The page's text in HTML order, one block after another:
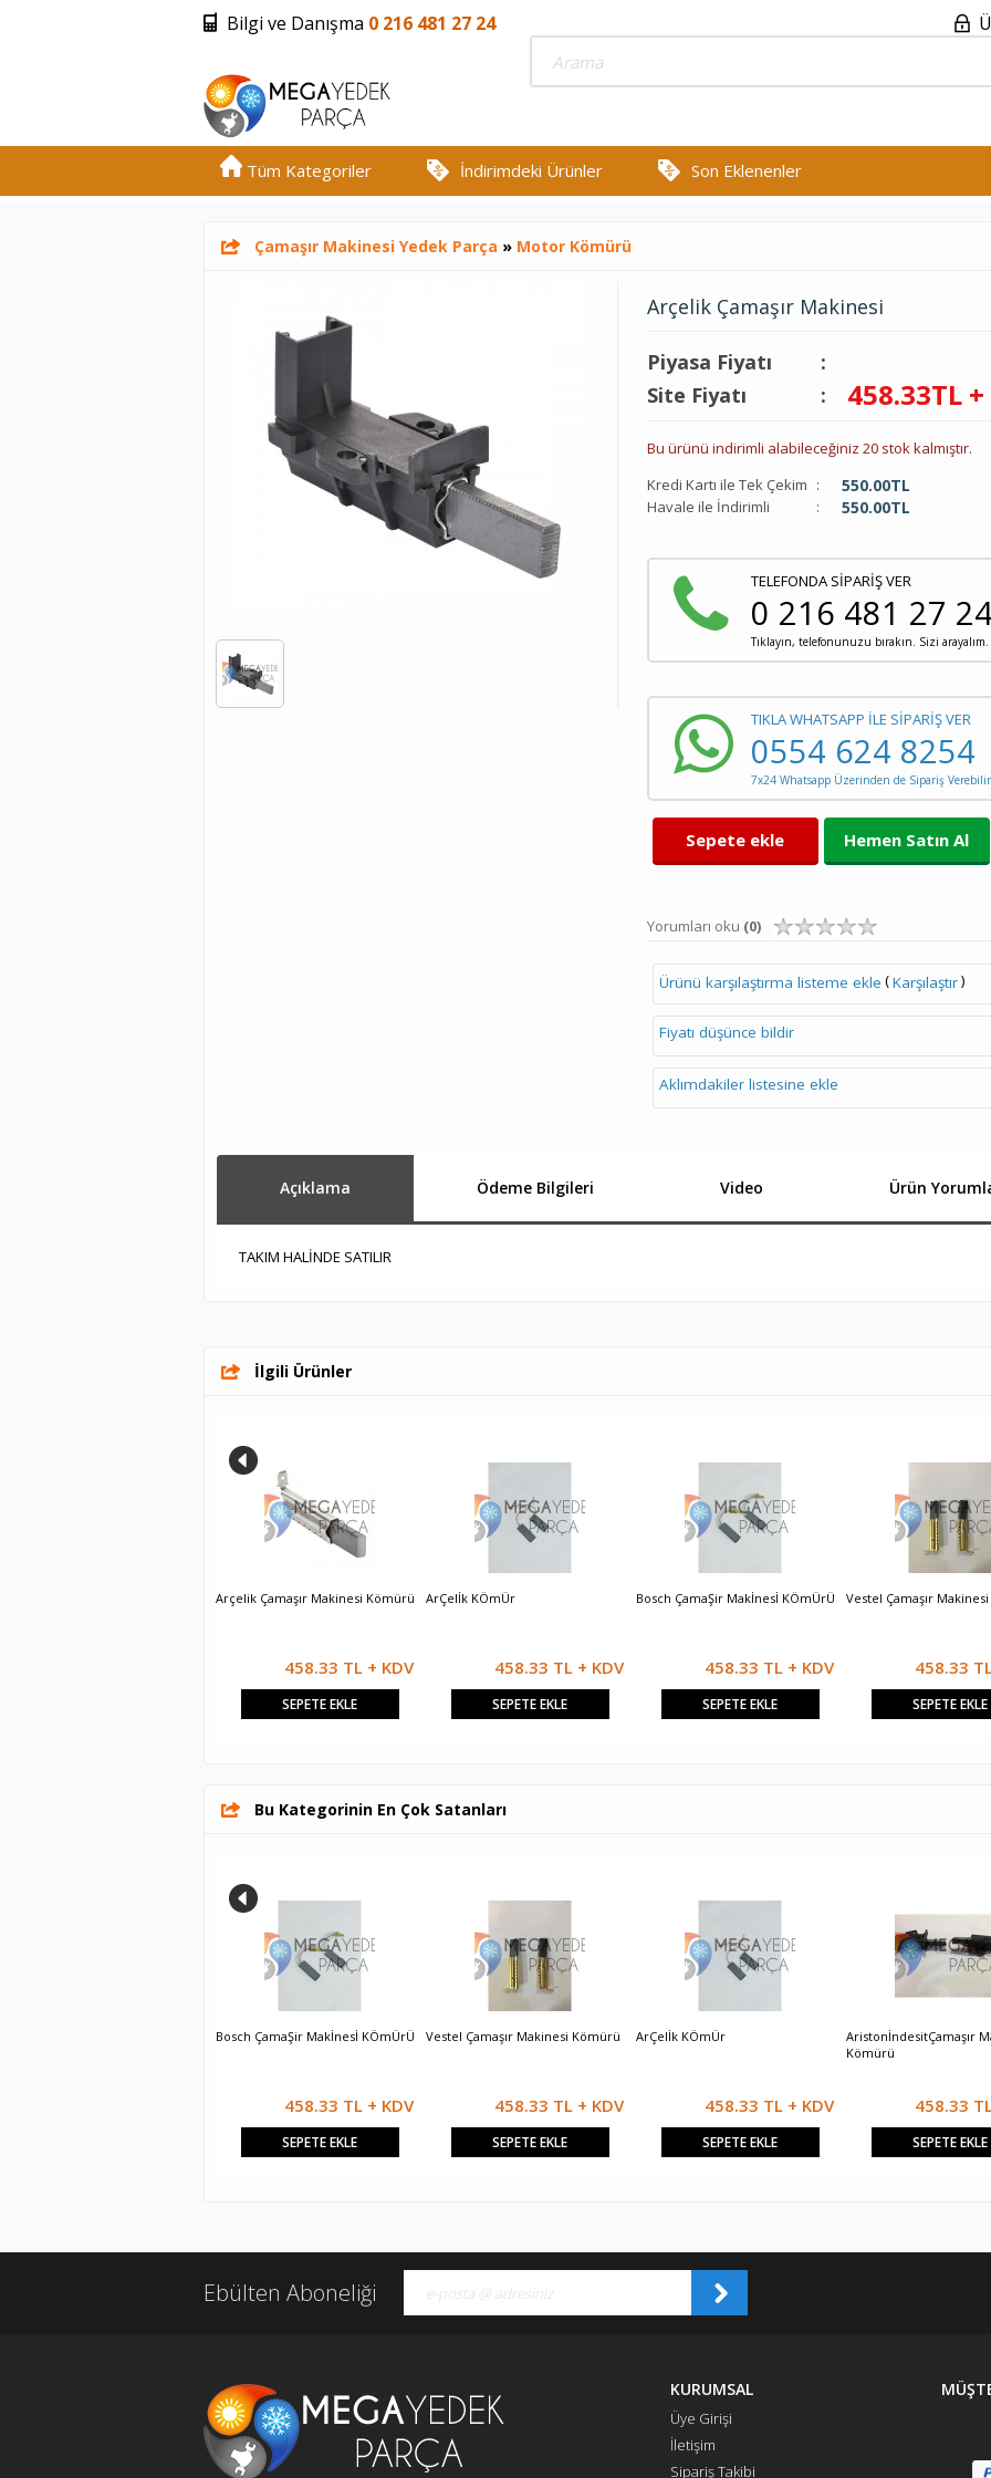
Bilgi ve Danışma 0 216 481 27 24
Tüm Kategoriler İndirimdeki Ürünler Son Eklenenler
Çamaşır Makinesi Yedek Parça » Motor Kömürü
Arçelik Çamaşır Makinesi
Piyasa Fiyatı
:
Site Fiyatı
: 458.33TL
Bu ürünü indirimli alabileceğiniz 20 stok kalmıştır.
Kredi Kartı ile Tek Çekim : 550.00TL
Havale ile İndirimli : 550.00TL
TELEFONDA SİPARİŞ VER
0 216 481 27 24
Tıklayın, telefonunuzu bırakın. Sizi arayalım.
TIKLA WHATSAPP İLE SİPARİŞ VER
0554 624 8254
7x24 Whatsapp Üzerinden de Sipariş
Sepete ekle Hemen Satın Al
Yorumları oku (0)
Ürünü karşılaştırma listeme ekle (Karşılaştır)
Fiyatı düşünce bildir
Aklımdakiler listesine ekle
Açıklama Ödeme Bilgileri Video Ürün
TAKIM HALİNDE SATILIR
İlgili Ürünler
Arçelik Çamaşır Makinesi Kömürü
458.33 TL + KDV
SEPETE EKLE
ArÇelİk KÖmÜr
458.33 TL + KDV
SEPETE EKLE
Bosch ÇamaŞir Makİnesİ KÖmÜrÜ
458.33 TL + KDV
SEPETE EKLE
Vestel Çamaşır
458.33
SEPETE EKLE
Bu Kategorinin En Çok Satanları
Bosch ÇamaŞir Makİnesİ KÖmÜrÜ
458.33 TL + KDV
SEPETE EKLE
Vestel Çamaşır Makinesi Kömürü
458.33 TL + KDV
SEPETE EKLE
ArÇelİk KÖmÜr
458.33 TL + KDV
SEPETE EKLE
AristonİndesitÇamaşır
Kömürü
458.33
SEPETE EKLE
Ebülten Aboneliği
KURUMSAL
Üye Girişi
İletişim
Sipariş Takibi